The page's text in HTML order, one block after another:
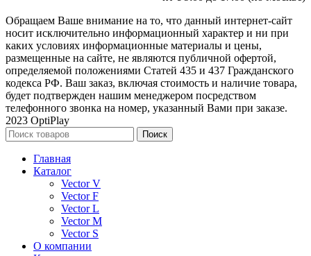
Обращаем Ваше внимание на то, что данный интернет-сайт
носит исключительно информационный характер и ни при
каких условиях информационные материалы и цены,
размещенные на сайте, не являются публичной офертой,
определяемой положениями Статей 435 и 437 Гражданского
кодекса РФ. Ваш заказ, включая стоимость и наличие товара,
будет подтвержден нашим менеджером посредством
телефонного звонка на номер, указанный Вами при заказе.
2023 OptiPlay
Поиск
Главная
Каталог
Vector V
Vector F
Vector L
Vector M
Vector S
О компании